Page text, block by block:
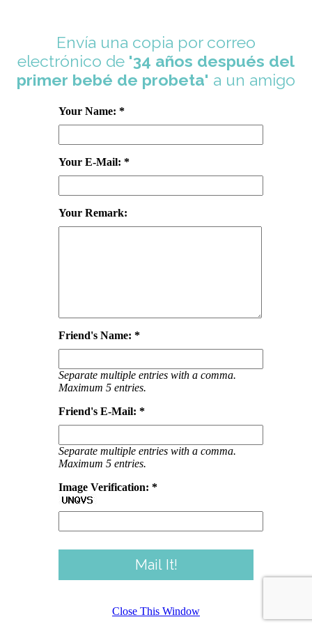
Envía una copia por correo
electrónico de '34 años después del
primer bebé de probeta' a un amigo
Your Name: *
Your E-Mail: *
Your Remark:
Friend's Name: *
Separate multiple entries with a comma.
Maximum 5 entries.
Friend's E-Mail: *
Separate multiple entries with a comma.
Maximum 5 entries.
Image Verification: *
Close This Window